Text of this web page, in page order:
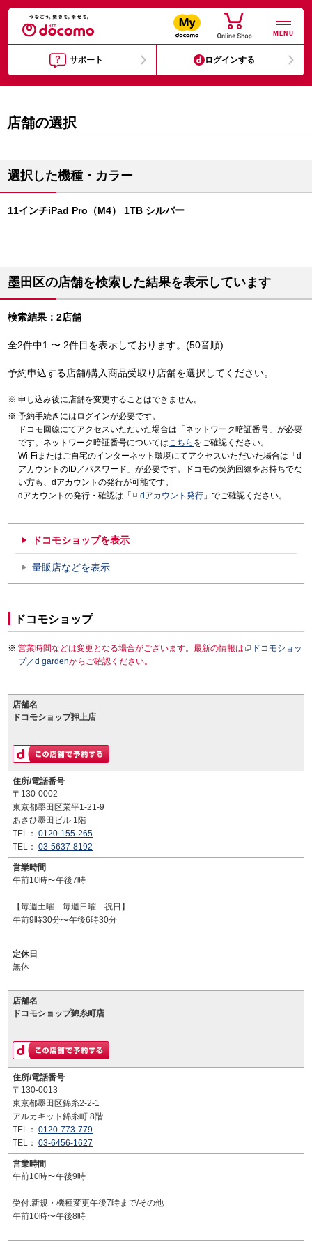
MENU
サポート ログインする
店舗の選択
選択した機種・カラー
11インチiPad Pro（M4） 1TB シルバー
墨田区の店舗を検索した結果を表示しています
検索結果：2店舗
全2件中1 〜 2件目を表示しております。(50音順)
予約申込する店舗/購入商品受取り店舗を選択してください。
申し込み後に店舗を変更することはできません。
予約手続きにはログインが必要です。
ドコモ回線にてアクセスいただいた場合は「ネットワーク暗証番号」が必要
です。ネットワーク暗証番号についてはこちら をご確認ください。
Wi-Fiまたはご自宅のインターネット環境にてアクセスいただいた場合は「d
アカウントのID／パスワード」が必要です。ドコモの契約回線をお持ちでな
い方も、dアカウントの発行が可能です。
dアカウントの発行・確認は「
dアカウント発行 」でご確認ください。
ドコモショップを表示
量販店などを表示
ドコモショップ
営業時間などは変更となる場合がございます。最新の情報は
ドコモショッ
プ／d gardenからご確認ください。
店舗名
ドコモショップ押上店
住所/電話番号
〒130-0002
東京都墨田区業平1-21-9
あさひ墨田ビル 1階
TEL： 0120-155-265
TEL： 03-5637-8192
営業時間
午前10時〜午後7時
【毎週土曜 毎週日曜 祝日】
午前9時30分〜午後6時30分
定休日
無休
店舗名
ドコモショップ錦糸町店
住所/電話番号
〒130-0013
東京都墨田区錦糸2-2-1
アルカキット錦糸町 8階
TEL： 0120-773-779
TEL： 03-6456-1627
営業時間
午前10時〜午後9時
受付:新規・機種変更午後7時まで/その他
午前10時〜午後8時